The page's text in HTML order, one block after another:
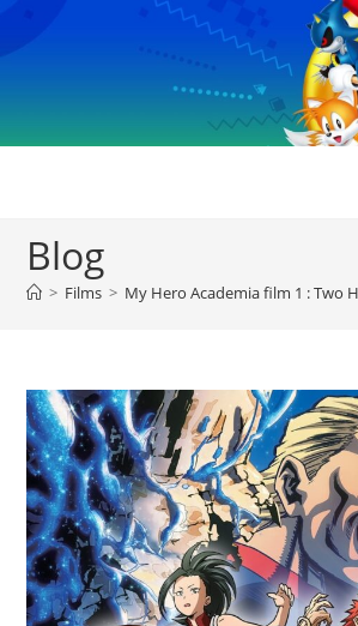
Blog
> Films > My Hero Academia film 1 : Two